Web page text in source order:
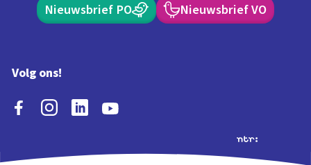
Nieuwsbrief PO Nieuwsbrief VO
Volg ons!